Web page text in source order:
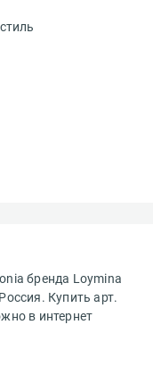
бренда Loymina
Купить арт.
в интернет